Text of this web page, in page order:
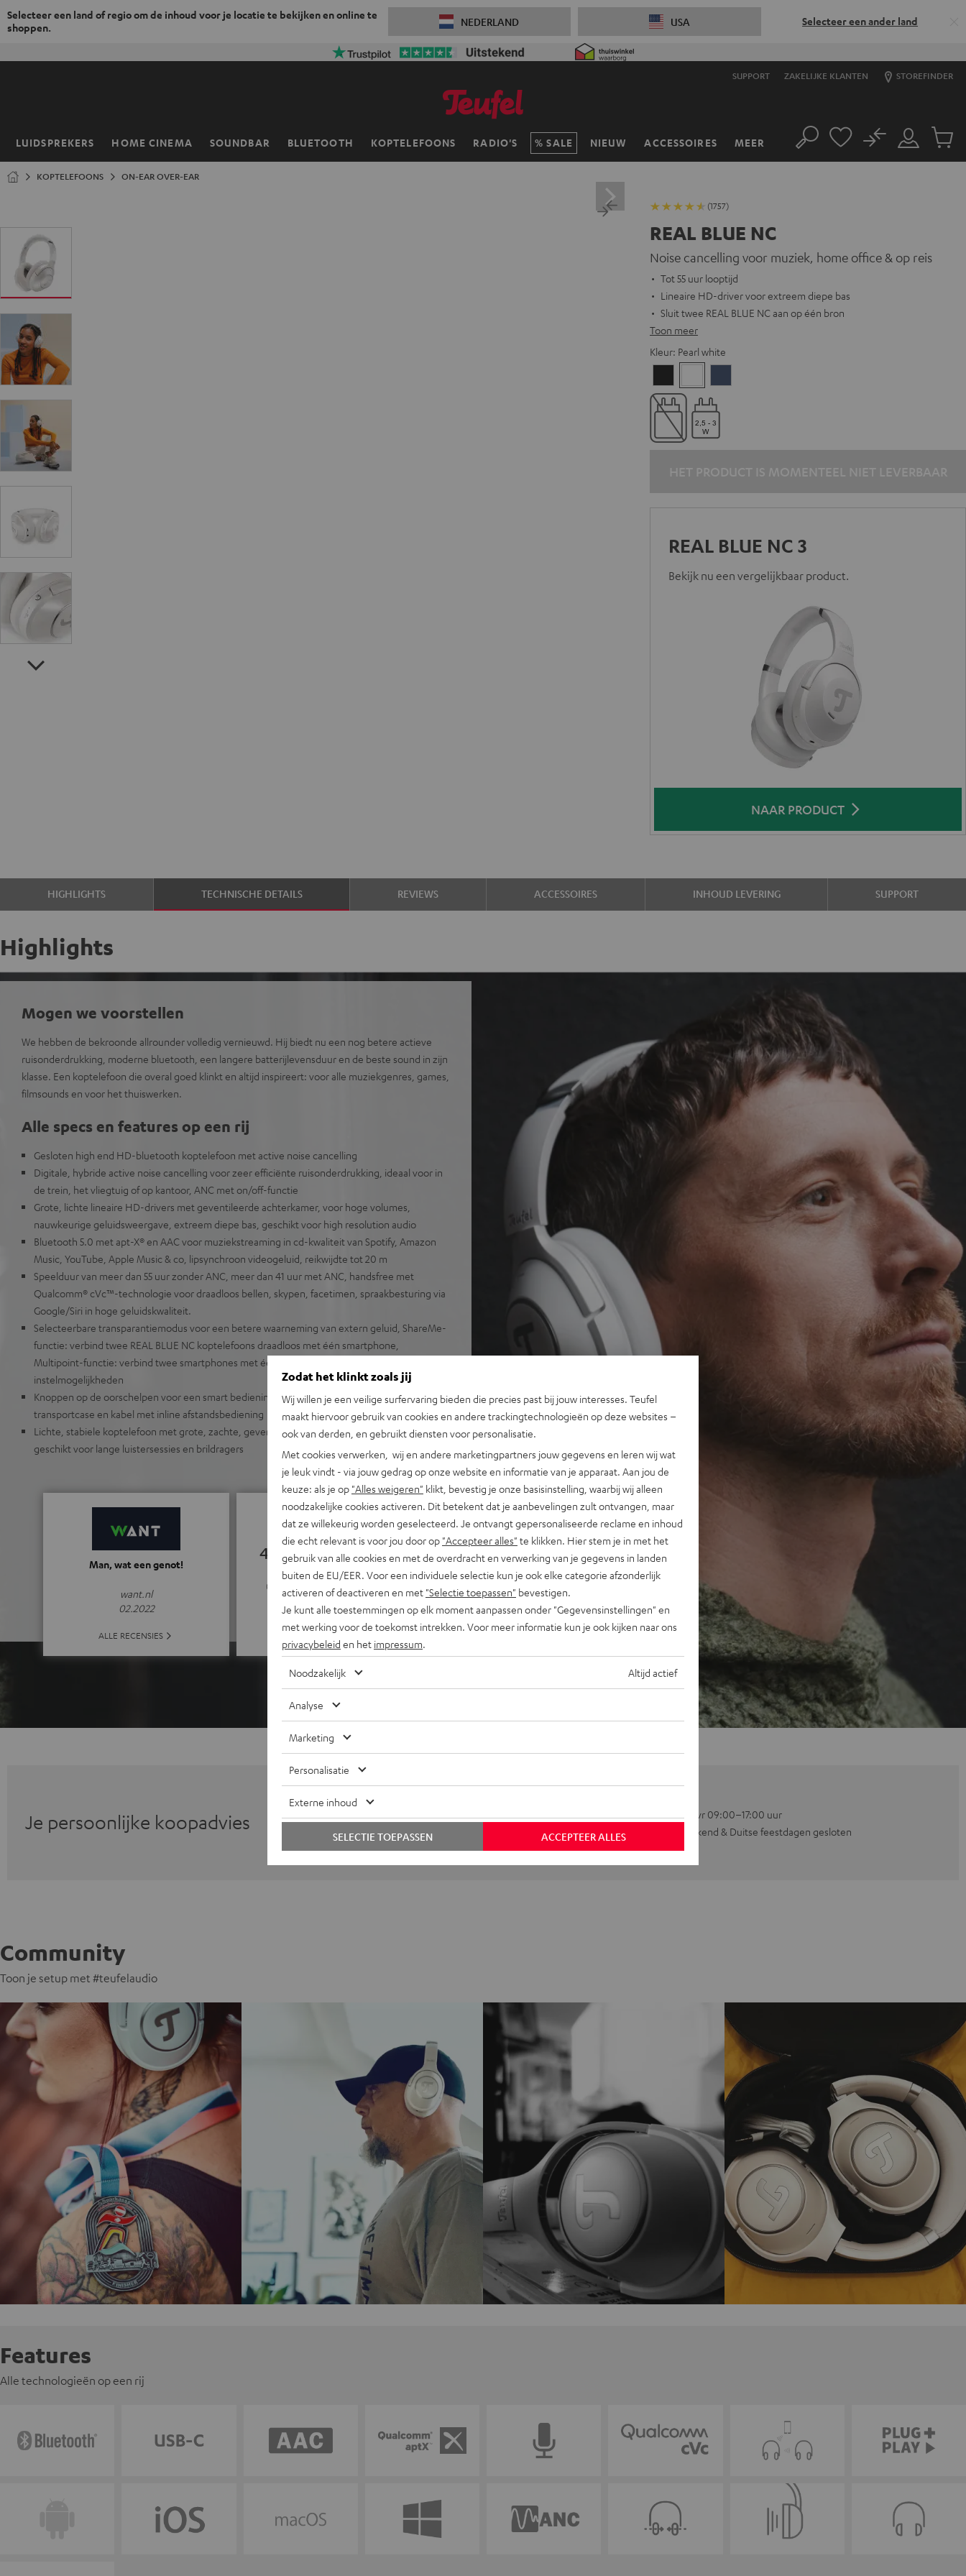
Selecteer een land of regio om de inhoud voor je locatie te bekijken en online te
shoppen.
NEDERLAND USA Selecteer een ander land
SUPPORT ZAKELIJKE KLANTEN STOREFINDER
LUIDSPREKERS HOME CINEMA SOUNDBAR BLUETOOTH KOPTELEFOONS RADIO'S SALE NIEUW ACCESSOIRES MEER
Home Zoeken
Mijn
account
No
KOPTELEFOONS ON-EAR OVER-EAR
(1757)
REAL BLUE NC
Noise cancelling voor muziek, home office & op reis
Tot 55 uur looptijd
Lineaire HD-driver voor extreem diepe bas
Sluit twee REAL BLUE NC aan op één bron
Toon meer
Kleur: Pearl white
black white
REAL BLUE NC 3
Bekijk nu een vergelijkbaar product.
NAAR PRODUCT
HIGHLIGHTS TECHNISCHE DETAILS REVIEWS ACCESSOIRES INHOUD LEVERING SUPPORT
Highlights
Mogen we voorstellen
We hebben de bekroonde allrounder volledig vernieuwd. Hij biedt nu een nog betere actieve
ruisonderdrukking, moderne bluetooth, een langere batterijlevensduur en de beste sound in zijn
klasse. Een koptelefoon die overal goed klinkt en altijd inspireert: voor alle muziekgenres, games,
filmsounds en voor het thuiswerken.
Alle specs en features op een rij
Gesloten high end HD-bluetooth koptelefoon met active noise cancelling
Digitale, hybride active noise cancelling voor zeer efficiënte ruisonderdrukking, ideaal voor in
de trein, het vliegtuig of op kantoor, ANC met on/off-functie
Grote, lichte lineaire HD-drivers met geventileerde achterkamer, voor hoge volumes,
nauwkeurige geluidsweergave, extreem diepe bas, geschikt voor high resolution audio
Bluetooth 5.0 met apt-X® en AAC voor muziekstreaming in cd-kwaliteit van Spotify, Amazon
Music, YouTube, Apple Music & co, lipsynchroon videogeluid, reikwijdte tot 20 m
Speelduur van meer dan 55 uur zonder ANC, meer dan 41 uur met ANC, handsfree met
Qualcomm® cVc™-technologie voor draadloos bellen, skypen, facetimen, spraakbesturing via
Google/Siri in hoge geluidskwaliteit.
Selecteerbare transparantiemodus voor een betere waarneming van extern geluid, ShareMe-
functie: verbind twee REAL BLUE NC koptelefoons draadloos met één smartphone,
Multipoint-functie: verbind twee smartphones met één koptelefoon, Teufel Go app voor meer
instelmogelijkheden
Knoppen op de oorschelpen voor een smart bediening, koptelefoon is opvouwbaar,
transportcase en kabel met inline afstandsbediening
Lichte, stabiele koptelefoon met grote, zachte, geventileerde en vervangbare oorkussens,
geschikt voor lange luistersessies en brildragers
Man, wat een genot!
want.nl
02.2022
ALLE RECENSIES
4.76
(4.76 van 5 bij 1753 beoordelingen)
ALLE REVIEWS
Je persoonlijke koopadvies +31 (0)20 8083195
Ma–vr 09:00–17:00 uur
Weekend & Duitse feestdagen gesloten
Community
Toon je setup met #teufelaudio
Features
Alle technologieën op een rij
Zodat het klinkt zoals jij
Wij willen je een veilige surfervaring bieden die precies past bij jouw interesses. Teufel
maakt hiervoor gebruik van cookies en andere trackingtechnologieën op deze websites –
ook van derden, en gebruikt diensten voor personalisatie.
Met cookies verwerken, wij en andere marketingpartners jouw gegevens en leren wij wat
je leuk vindt - via jouw gedrag op onze website en informatie van je apparaat. Aan jou de
keuze: als je op "Alles weigeren" klikt, bevestig je onze basisinstelling, waarbij wij alleen
noodzakelijke cookies activeren. Dit betekent dat je aanbevelingen zult ontvangen, maar
dat ze willekeurig worden geselecteerd. Je ontvangt gepersonaliseerde reclame en inhoud
die echt relevant is voor jou door op "Accepteer alles" te klikken. Hier stem je in met het
gebruik van alle cookies en met de overdracht en verwerking van je gegevens in landen
buiten de EU/EER. Voor een individuele selectie kun je ook elke categorie afzonderlijk
activeren of deactiveren en met "Selectie toepassen" bevestigen.
Je kunt alle toestemmingen op elk moment aanpassen onder "Gegevensinstellingen" en
met werking voor de toekomst intrekken. Voor meer informatie kun je ook kijken naar ons
privacybeleid en het impressum
Noodzakelijk Altijd actief
Analyse
Marketing
Personalisatie
Externe inhoud
ACCEPTEER ALLES
SELECTIE TOEPASSEN